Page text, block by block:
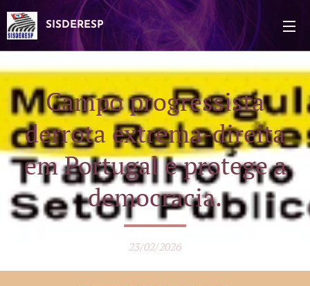
SISDERESP
Campo progressista
derrota extrema-direita
em Portugal e protege a
democracia.
23/02/2026